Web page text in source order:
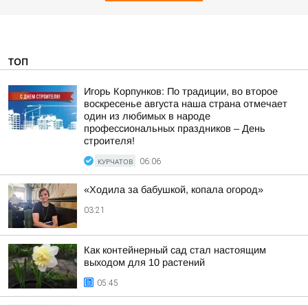
ТОП
Игорь Корпунков: По традиции, во второе
воскресенье августа наша страна отмечает
один из любимых в народе
профессиональных праздников – День
строителя!
КУРЧАТОВ 06:06
«Ходила за бабушкой, копала огород»
03:21
Как контейнерный сад стал настоящим
выходом для 10 растений
05:45